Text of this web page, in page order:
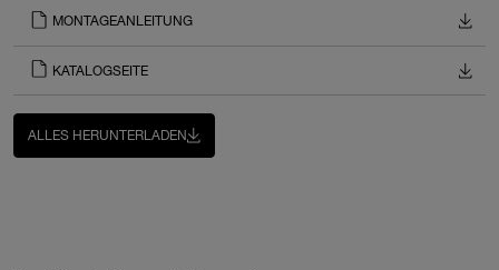
MONTAGEANLEITUNG
KATALOGSEITE
ALLES HERUNTERLADEN